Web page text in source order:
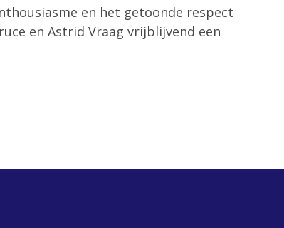
en het getoonde respect
en Astrid Vraag vrijblijvend een